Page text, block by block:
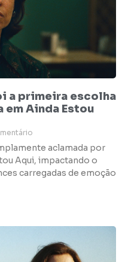
a primeira escolha
em Ainda Estou
aclamada por
Aqui, impactando o
carregadas de emoção